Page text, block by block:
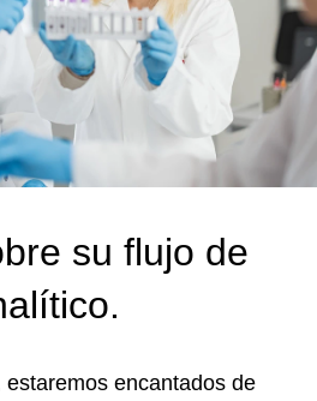
su flujo de
encantados de